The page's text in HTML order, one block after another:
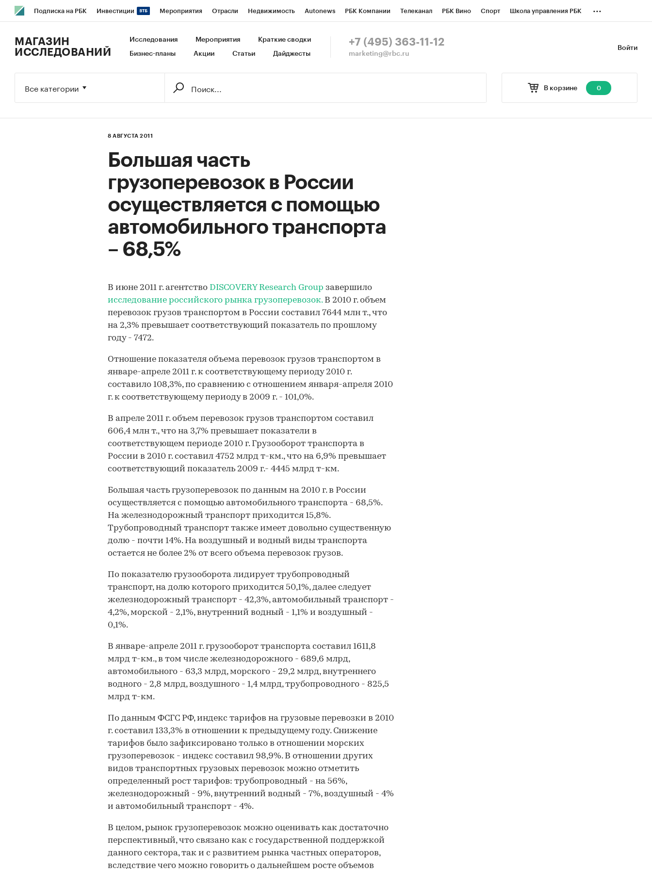
Подписка на РБК Инвестиции Мероприятия Отрасли Недвижимость Autonews РБК Компании Телеканал РБК Вино Спорт Школа управления РБК
Исследования Кредитные рейтинги Франшизы Газета Спецпроекты СПб Конференции СПб Спецпроекты
...
Войти
МАГАЗИН
ИССЛЕДОВАНИЙ
Исследования Мероприятия Краткие сводки
Бизнес-планы Акции Статьи Дайджесты
+7 (495) 363-11-12
marketing@rbc.ru
В корзине 0
Все категории
8 АВГУСТА 2011
Большая часть
грузоперевозок в России
осуществляется с помощью
автомобильного транспорта
– 68,5%
В июне 2011 г. агентство DISCOVERY Research Group завершило
исследование российского рынка грузоперевозок.В 2010 г. объем
перевозок грузов транспортом в России составил 7644 млн т., что
на 2,3% превышает соответствующий показатель по прошлому
году - 7472.
Отношение показателя объема перевозок грузов транспортом в
январе-апреле 2011 г. к соответствующему периоду 2010 г.
составило 108,3%, по сравнению с отношением января-апреля 2010
г. к соответствующему периоду в 2009 г. - 101,0%.
В апреле 2011 г. объем перевозок грузов транспортом составил
606,4 млн т., что на 3,7% превышает показатели в
соответствующем периоде 2010 г. Грузооборот транспорта в
России в 2010 г. составил 4752 млрд т-км., что на 6,9% превышает
соответствующий показатель 2009 г.- 4445 млрд т-км.
Большая часть грузоперевозок по данным на 2010 г. в России
осуществляется с помощью автомобильного транспорта - 68,5%.
На железнодорожный транспорт приходится 15,8%.
Трубопроводный транспорт также имеет довольно существенную
долю - почти 14%. На воздушный и водный виды транспорта
остается не более 2% от всего объема перевозок грузов.
По показателю грузооборота лидирует трубопроводный
транспорт, на долю которого приходится 50,1%, далее следует
железнодорожный транспорт - 42,3%, автомобильный транспорт -
4,2%, морской - 2,1%, внутренний водный - 1,1% и воздушный -
0,1%.
В январе-апреле 2011 г. грузооборот транспорта составил 1611,8
млрд т-км., в том числе железнодорожного - 689,6 млрд,
автомобильного - 63,3 млрд, морского - 29,2 млрд, внутреннего
водного - 2,8 млрд, воздушного - 1,4 млрд, трубопроводного - 825,5
млрд т-км.
По данным ФСГС РФ, индекс тарифов на грузовые перевозки в 2010
г. составил 133,3% в отношении к предыдущему году. Снижение
тарифов было зафиксировано только в отношении морских
грузоперевозок - индекс составил 98,9%. В отношении других
видов транспортных грузовых перевозок можно отметить
определенный рост тарифов: трубопроводный - на 56%,
железнодорожный - 9%, внутренний водный - 7%, воздушный - 4%
и автомобильный транспорт - 4%.
В целом, рынок грузоперевозок можно оценивать как достаточно
перспективный, что связано как с государственной поддержкой
данного сектора, так и с развитием рынка частных операторов,
вследствие чего можно говорить о дальнейшем росте объемов